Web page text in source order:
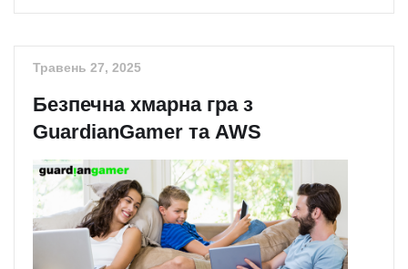
Травень 27, 2025
Безпечна хмарна гра з
GuardianGamer та AWS